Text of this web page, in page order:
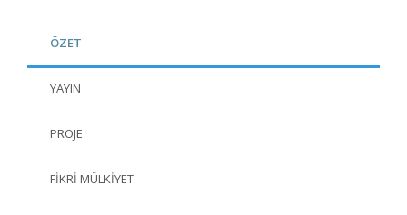
ÖZET
YAYIN
PROJE
FIKRI MÜLKIYET